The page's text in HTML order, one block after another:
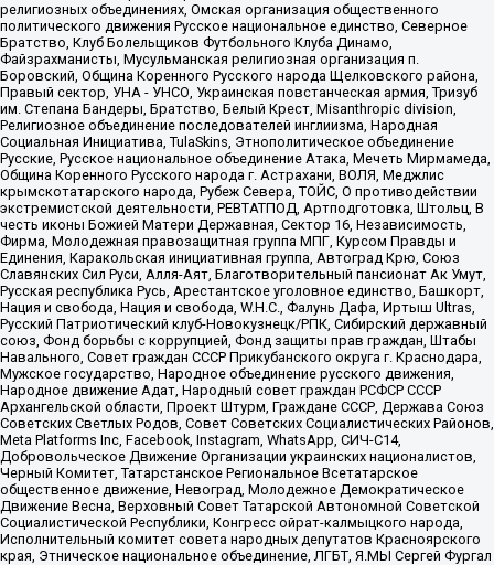
религиозных объединениях, Омская организация общественного
политического движения Русское национальное единство, Северное
Братство, Клуб Болельщиков Футбольного Клуба Динамо,
Файзрахманисты, Мусульманская религиозная организация п.
Боровский, Община Коренного Русского народа Щелковского района,
Правый сектор, УНА - УНСО, Украинская повстанческая армия, Тризуб
им. Степана Бандеры, Братство, Белый Крест, Misanthropic division,
Религиозное объединение последователей инглиизма, Народная
Социальная Инициатива, TulaSkins, Этнополитическое объединение
Русские, Русское национальное объединение Атака, Мечеть Мирмамеда,
Община Коренного Русского народа г. Астрахани, ВОЛЯ, Меджлис
крымскотатарского народа, Рубеж Севера, ТОЙС, О противодействии
экстремистской деятельности, РЕВТАТПОД, Артподготовка, Штольц, В
честь иконы Божией Матери Державная, Сектор 16, Независимость,
Фирма, Молодежная правозащитная группа МПГ, Курсом Правды и
Единения, Каракольская инициативная группа, Автоград Крю, Союз
Славянских Сил Руси, Алля-Аят, Благотворительный пансионат Ак Умут,
Русская республика Русь, Арестантское уголовное единство, Башкорт,
Нация и свобода, Нация и свобода, W.H.С., Фалунь Дафа, Иртыш Ultras,
Русский Патриотический клуб-Новокузнецк/РПК, Сибирский державный
союз, Фонд борьбы с коррупцией, Фонд защиты прав граждан, Штабы
Навального, Совет граждан СССР Прикубанского округа г. Краснодара,
Мужское государство, Народное объединение русского движения,
Народное движение Адат, Народный совет граждан РСФСР СССР
Архангельской области, Проект Штурм, Граждане СССР, Держава Союз
Советских Светлых Родов, Совет Советских Социалистических Районов,
Meta Platforms Inc, Facebook, Instagram, WhatsApp, СИЧ-С14,
Добровольческое Движение Организации украинских националистов,
Черный Комитет, Татарстанское Региональное Всетатарское
общественное движение, Невоград, Молодежное Демократическое
Движение Весна, Верховный Совет Татарской Автономной Советской
Социалистической Республики, Конгресс ойрат-калмыцкого народа,
Исполнительный комитет совета народных депутатов Красноярского
края, Этническое национальное объединение, ЛГБТ, Я.МЫ Сергей Фургал